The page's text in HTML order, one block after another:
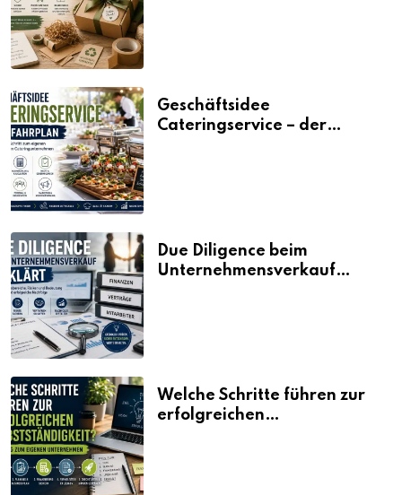
Geschäftsidee
Cateringservice – der
Due Diligence beim
Unternehmensverkauf
Welche Schritte führen zur
erfolgreichen